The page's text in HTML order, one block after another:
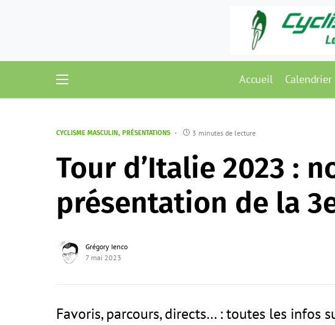
Accueil Calendrier
CYCLISME MASCULIN PRÉSENTATIONS 3 minutes de lecture
Tour d’Italie 2023 :
présentation de la
Grégory Ienco
7 mai 2023
Favoris, parcours, directs… : toutes les infos